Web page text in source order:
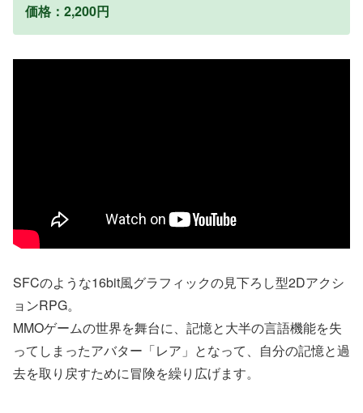
価格：2,200円
SFCのような16bit風グラフィックの見下ろし型2Dアクシ
ョンRPG。
MMOゲームの世界を舞台に、記憶と大半の言語機能を失
ってしまったアバター「レア」となって、自分の記憶と過
去を取り戻すために冒険を繰り広げます。